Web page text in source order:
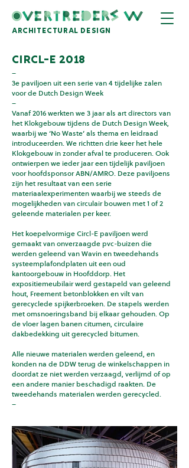
architectural design
ciRCL-e 2018
–
3e paviljoen uit een serie van 4 tijdelijke zalen
voor de Dutch Design Week
–
Vanaf 2016 werkten we 3 jaar als art directors van
het Klokgebouw tijdens de Dutch Design Week,
waarbij we ‘No Waste’ als thema en leidraad
introduceerden. We richtten drie keer het hele
Klokgebouw in zonder afval te produceren. Ook
ontwierpen we ieder jaar een tijdelijk paviljoen
voor hoofdsponsor ABN/AMRO. Deze paviljoens
zijn het resultaat van een serie
materiaalexperimenten waarbij we steeds de
mogelijkheden van circulair bouwen met 1 of 2
geleende materialen per keer.
Het koepelvormige Circl-E paviljoen werd
gemaakt van onverzaagde pvc-buizen die
werden geleend van Wavin en tweedehands
systeemplafondplaten uit een oud
kantoorgebouw in Hoofddorp. Het
expositiemeubilair werd gestapeld van geleend
hout, Freement betonblokken en vilt van
gerecyclede spijkerbroeken. De stapels werden
met omsnoeringsband bij elkaar gehouden. Op
de vloer lagen banen citumen, circulaire
dakbedekking uit gerecycled bitumen.
Alle nieuwe materialen werden geleend, en
konden na de DDW terug de winkelschappen in
doordat ze niet werden verzaagd, verlijmd of op
een andere manier beschadigd raakten. De
tweedehands materialen werden gerecycled.
–